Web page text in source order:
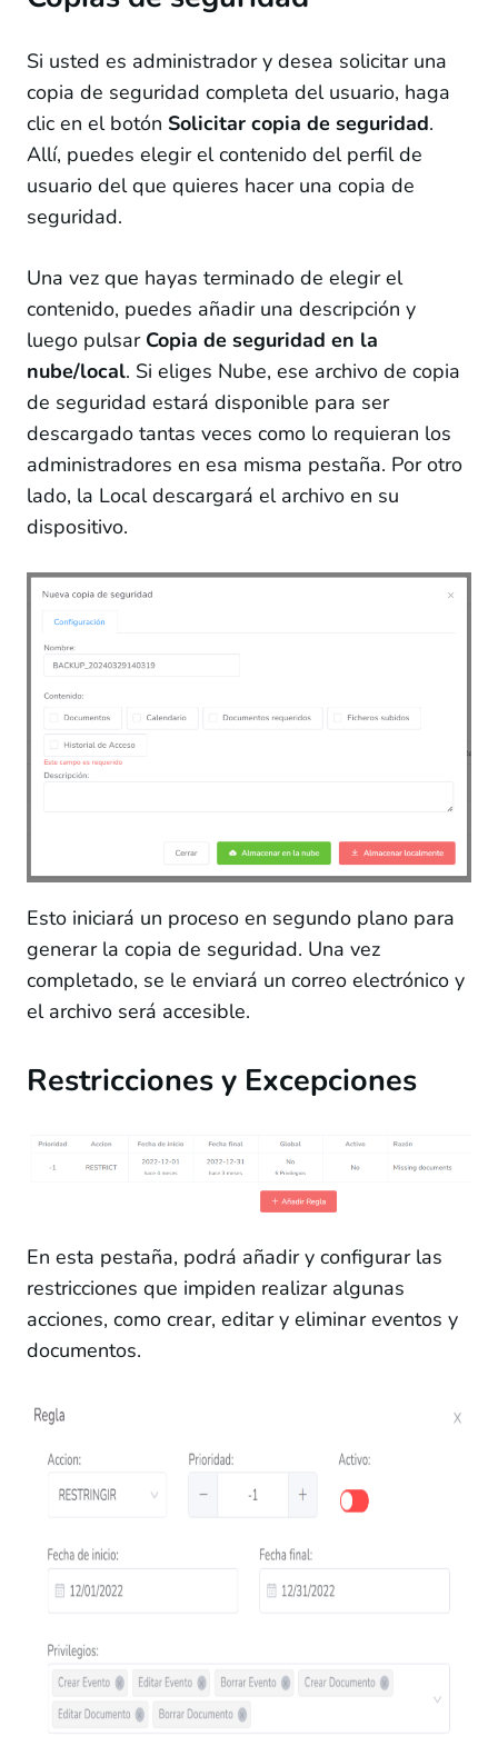
Si usted es administrador y desea solicitar una
copia de seguridad completa del usuario, haga
clic en el botón Solicitar copia de seguridad.
Allí, puedes elegir el contenido del perfil de
usuario del que quieres hacer una copia de
seguridad.
Una vez que hayas terminado de elegir el
contenido, puedes añadir una descripción y
luego pulsar Copia de seguridad en la
nube/local. Si eliges Nube, ese archivo de copia
de seguridad estará disponible para ser
descargado tantas veces como lo requieran los
administradores en esa misma pestaña. Por otro
lado, la Local descargará el archivo en su
dispositivo.
Esto iniciará un proceso en segundo plano para
generar la copia de seguridad. Una vez
completado, se le enviará un correo electrónico y
el archivo será accesible.
Restricciones y Excepciones
En esta pestaña, podrá añadir y configurar las
restricciones que impiden realizar algunas
acciones, como crear, editar y eliminar eventos y
documentos.